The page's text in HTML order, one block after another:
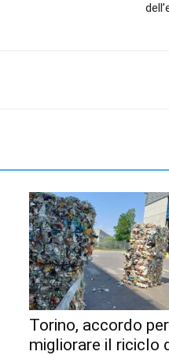
Torino, accordo per
migliorare il riciclo